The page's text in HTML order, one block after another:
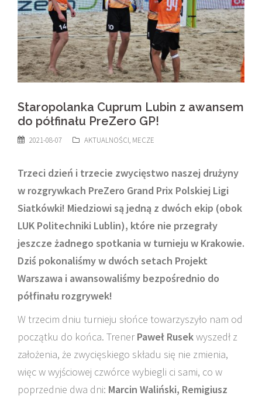
Staropolanka Cuprum Lubin z awansem
do półfinału PreZero GP!
2021-08-07 AKTUALNOŚCI, MECZE
Trzeci dzień i trzecie zwycięstwo naszej drużyny
w rozgrywkach PreZero Grand Prix Polskiej Ligi
Siatkówki! Miedziowi są jedną z dwóch ekip (obok
LUK Politechniki Lublin), które nie przegrały
jeszcze żadnego spotkania w turnieju w Krakowie.
Dziś pokonaliśmy w dwóch setach Projekt
Warszawa i awansowaliśmy bezpośrednio do
półfinału rozgrywek!
W trzecim dniu turnieju słońce towarzyszyło nam od
początku do końca. TrenerPaweł Rusekwyszedł z
założenia, że zwycięskiego składu się nie zmienia,
więc w wyjściowej czwórce wybiegli ci sami, co w
poprzednie dwa dni: Marcin Waliński, Remigiusz